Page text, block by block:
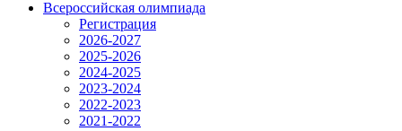
Всероссийская олимпиада
Регистрация
2026-2027
2025-2026
2024-2025
2023-2024
2022-2023
2021-2022